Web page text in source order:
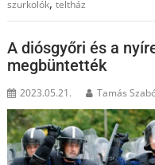
szurkolók teltház
A diósgyőri és a
megbüntették
2023.05.21. Tamás